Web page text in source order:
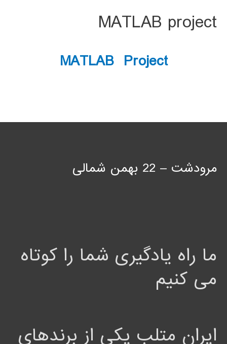
MATLAB project
MATLAB Project
مرودشت – 22 بهمن شمالی
ما راه یادگیری شما را کوتاه
می کنیم
ایران متلب یکی از برندهای